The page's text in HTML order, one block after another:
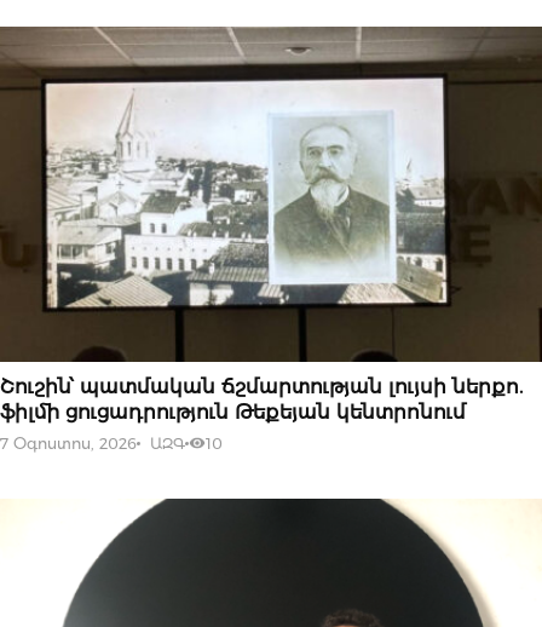
07 ՕԳՈՍՏՈՍԻ, 2026
Շուշին՝ պատմական ճշմարտության լույսի ներքո.
ֆիլմի ցուցադրություն Թեքեյան կենտրոնում
7 Օգոստոս, 2026 ԱԶԳ 10